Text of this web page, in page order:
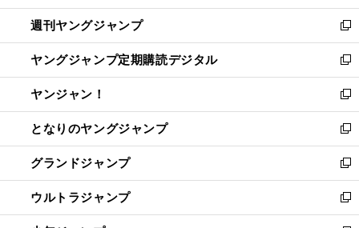
開
く
ウ
で
開
く
ン
ド
ウ
で
開
く
ウ
ィ
ン
ド
ウ
で
開
く
週刊ヤングジャンプ
新
し
い
ウ
ィ
ン
ド
ウ
で
開
く
ヤングジャンプ定期購読デジタル
新
し
い
ウ
ィ
ン
ド
ウ
で
開
ヤンジャン！
新
し
い
ウ
ィ
ン
ド
ウ
となりのヤングジャンプ
新
し
い
ウ
ィ
ン
グランドジャンプ
新
し
い
ウ
ウルトラジャンプ
新
し